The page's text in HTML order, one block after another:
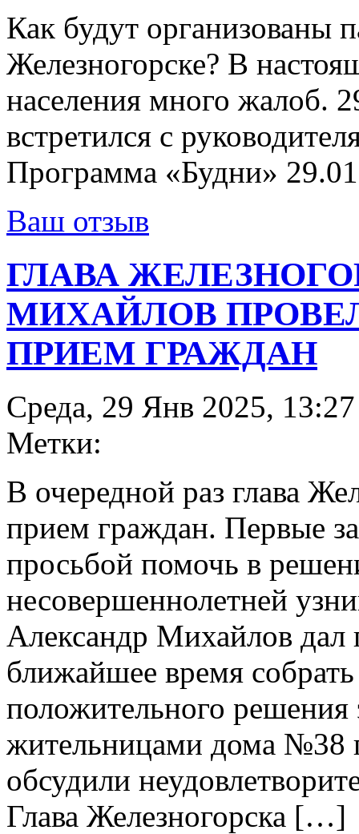
Как будут организованы
Железногорске? В
населения много жалоб.
встретился с
Программа «Будни»
Ваш отзыв
ГЛАВА
МИХАЙЛОВ
ПРИЕМ ГРАЖДАН
Среда, 29 Янв 2025,
Метки:
В очередной раз глава
прием граждан. Первые
просьбой помочь в
несовершеннолетней
Александр Михайлов дал
ближайшее время
положительного решения
жительницами дома №38
обсудили
Глава Железногорска […]